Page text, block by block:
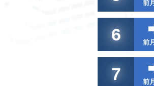
前
6 前
7 前